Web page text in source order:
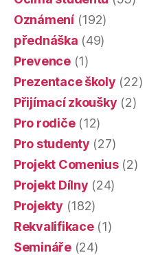
Oznámení(192)
přednáška (49)
Prevence(1)
Prezentace školy (22)
Přijímací zkoušky (2)
Pro rodiče(12)
Pro studenty (27)
Projekt Comenius(2)
Projekt Dílny (24)
Projekty (182)
Rekvalifikace(1)
Semináře(24)